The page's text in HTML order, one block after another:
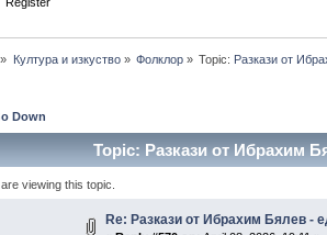
» Култура и изкуство» Фолклор » Topic: Pазкази от
Down
Topic: Pазкази от Ибрахим
viewing this topic.
Re: Pазкази от Ибрахим Бялев -